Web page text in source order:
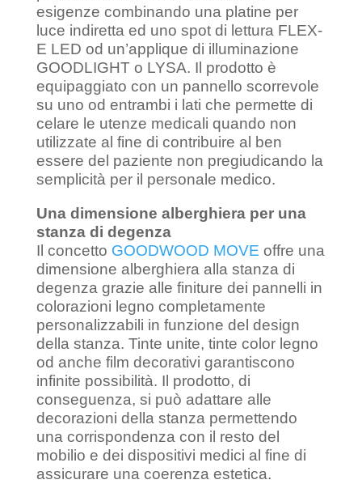
esigenze combinando una platine per
luce indiretta ed uno spot di lettura FLEX-
E LED od un’applique di illuminazione
GOODLIGHT o LYSA. Il prodotto è
equipaggiato con un pannello scorrevole
su uno od entrambi i lati che permette di
celare le utenze medicali quando non
utilizzate al fine di contribuire al ben
essere del paziente non pregiudicando la
semplicità per il personale medico.
Una dimensione alberghiera per una
stanza di degenza
Il concetto GOODWOOD MOVE offre una
dimensione alberghiera alla stanza di
degenza grazie alle finiture dei pannelli in
colorazioni legno completamente
personalizzabili in funzione del design
della stanza. Tinte unite, tinte color legno
od anche film decorativi garantiscono
infinite possibilità. Il prodotto, di
conseguenza, si può adattare alle
decorazioni della stanza permettendo
una corrispondenza con il resto del
mobilio e dei dispositivi medici al fine di
assicurare una coerenza estetica.